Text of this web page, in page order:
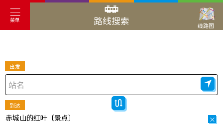
菜单 路线搜索 线路图
出发
到达
赤城山的红叶〔景点〕 ×